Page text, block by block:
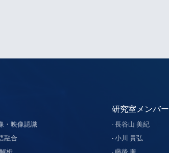
・映像認識
融合
研究室メンバー
長谷山 美紀
小川 貴弘